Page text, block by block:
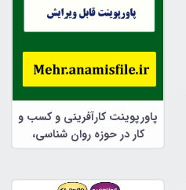
پاورپوینت کارآفرینی و کسب و
کار در حوزه روان شناسی،
مشاوره و علوم تربیتی